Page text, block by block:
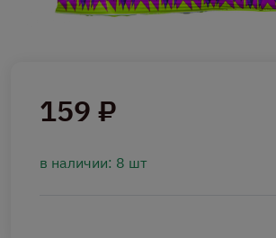
159 ₽
в наличии: 8 шт